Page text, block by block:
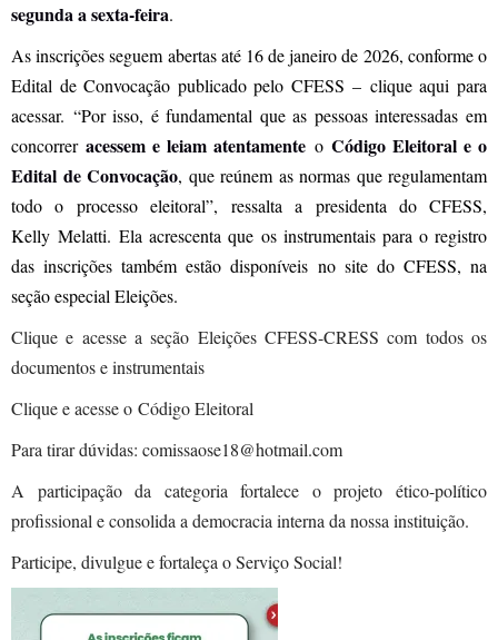
segunda a sexta-feira.
As inscrições seguem abertas até 16 de janeiro de 2026, conforme o
Edital de Convocação publicado pelo CFESS – clique aqui para
acessar. “Por isso, é fundamental que as pessoas interessadas em
concorreracessem e leiam atentamente o Código Eleitoral e o
Edital de Convocação, que reúnem as normas que regulamentam
todo o processo eleitoral”, ressalta a presidenta do CFESS,
Kelly Melatti. Ela acrescenta que os instrumentais para o registro
das inscrições também estão disponíveis no site do CFESS, na
seção especial Eleições.
Clique e acesse a seção Eleições CFESS-CRESS com todos os
documentos e instrumentais
Clique e acesse o Código Eleitoral
Para tirar dúvidas: comissaose18@hotmail.com
A participação da categoria fortalece o projeto ético-político
profissional e consolida a democracia interna da nossa instituição.
Participe, divulgue e fortaleça o Serviço Social!